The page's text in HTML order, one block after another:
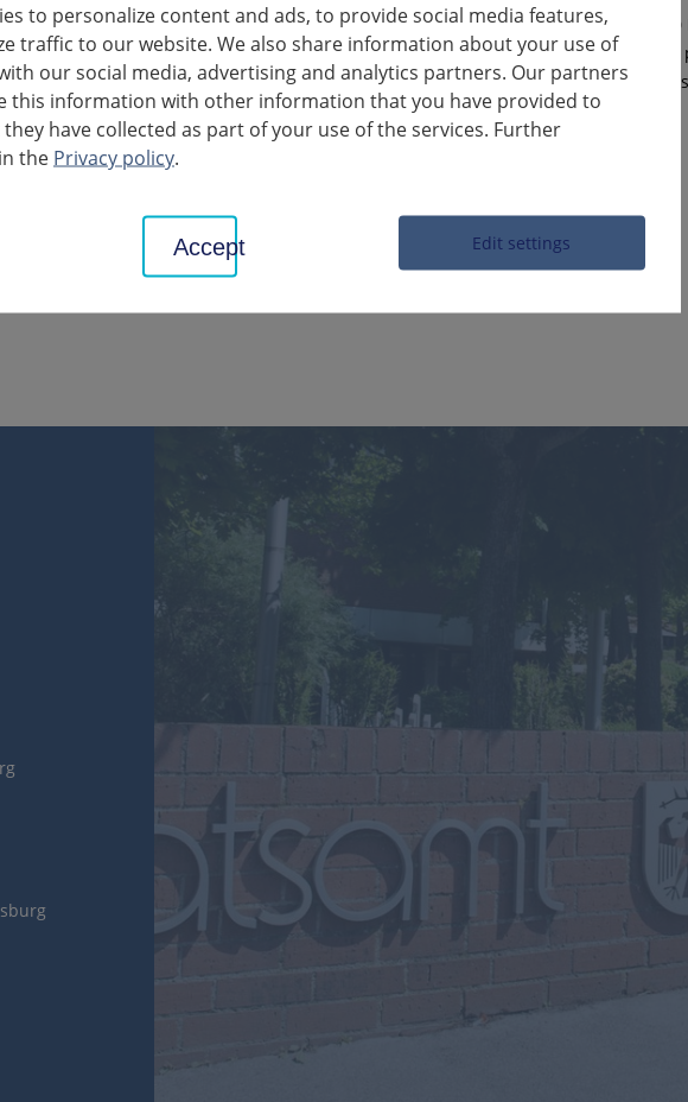
lavori di ristrutturazione nell'atrio dell'ufficio distrettuale, Auf dem Wasen 9,
sarà quindi possibile visitare personalmente il Dipartimento Asilo e Migrazione. Il
per telefono e per e-mail. In questi due giorni, il centro servizi del dipartimento può
07141 144-2320.
to personalize content and ads, to provide social media features,
traffic to our website. We also share information about your use of
our social media, advertising and analytics partners. Our partners
this information with other information that you have provided to
have collected as part of your use of the services. Further
the Privacy policy.
Edit settings
Accept